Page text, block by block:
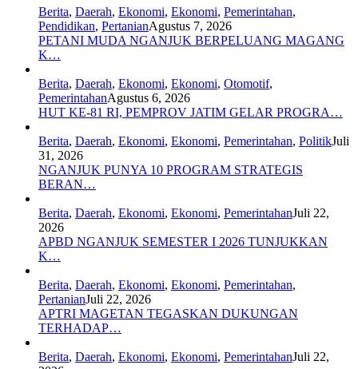
Berita, Daerah, Ekonomi, Ekonomi, Pemerintahan,
Pendidikan, PertanianAgustus 7, 2026
PETANI MUDA NGANJUK BERPELUANG MAGANG
K…
Berita, Daerah, Ekonomi, Ekonomi, Otomotif,
PemerintahanAgustus 6, 2026
HUT KE-81 RI, PEMPROV JATIM GELAR PROGRA…
Berita, Daerah, Ekonomi, Ekonomi, Pemerintahan, PolitikJuli
31, 2026
NGANJUK PUNYA 10 PROGRAM STRATEGIS
BERAN…
Berita, Daerah, Ekonomi, Ekonomi, PemerintahanJuli 22,
2026
APBD NGANJUK SEMESTER I 2026 TUNJUKKAN
K…
Berita, Daerah, Ekonomi, Ekonomi, Pemerintahan,
PertanianJuli 22, 2026
APTRI MAGETAN TEGASKAN DUKUNGAN
TERHADAP…
Berita, Daerah, Ekonomi, Ekonomi, PemerintahanJuli 22,